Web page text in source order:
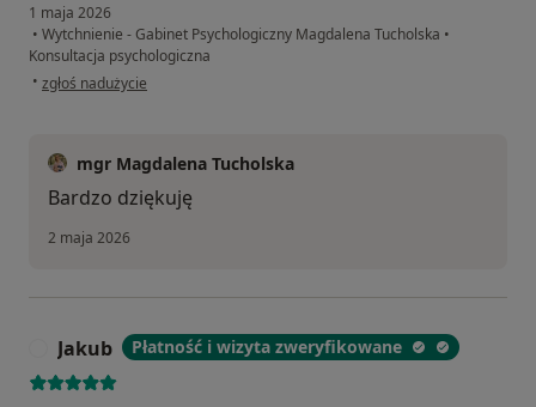
1 maja 2026
• Wytchnienie - Gabinet Psychologiczny Magdalena Tucholska •
Konsultacja psychologiczna
• w opinii użytkownika Angel N.
zgłoś nadużycie
mgr Magdalena Tucholska
Bardzo dziękuję
2 maja 2026
Jakub Płatność i wizyta zweryfikowane